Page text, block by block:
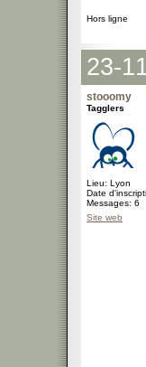
Hors ligne
23-
stooomy
Tagglers
Lieu: Lyon
Date
Messages: 6
Site web